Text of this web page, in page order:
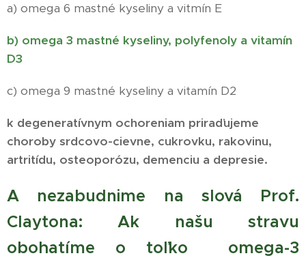
a) omega 6 mastné kyseliny a vitmín E
b) omega 3 mastné kyseliny, polyfenoly a vitamín
D3
c) omega 9 mastné kyseliny a vitamín D2
k degeneratívnym ochoreniam priraďujeme
choroby srdcovo-cievne, cukrovku, rakovinu,
artritídu, osteoporózu, demenciu a depresie.
A nezabudnime na slová Prof.
Claytona: Ak našu stravu
obohatíme o toľko omega-3